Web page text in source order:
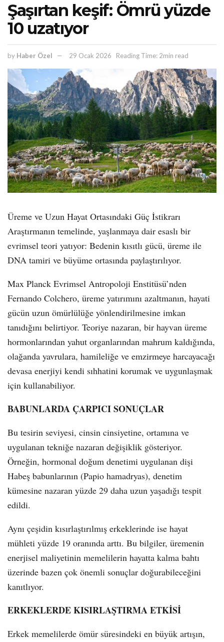
Şaşırtan keşif: Ömrü yüzde
10 uzatıyor
by Haber Özel 29 Ocak 2026 Reading Time: 2min read
Üreme ve Uzun Hayat Ortasındaki Güç İstikrarı
Araştırmanın temelinde, yaşlanmaya dair esaslı bir
evrimsel teori yatıyor: Bedenin kısıtlı gücü, üreme ile
DNA tamiri ve büyüme ortasında paylaştırılıyor.
Max Planck Evrimsel Antropoloji Enstitüsü’nden
Fernando Colchero, üreme yatırımını azaltmanın, hayati
gücün uzun ömürlülüğe yönlendirilmesine imkan
tanıdığını belirtiyor. Teoriye nazaran, bir hayvan üreme
hormonlarından yahut organlarından mahrum kaldığında,
olağanda yavrulara, hamileliğe ve emzirmeye harcayacağı
devasa enerjiyi kendi sıhhatini korumak ve uygunlaşmak
için kullanabiliyor.
BABUNLARDA ÇARPICI SONUÇLAR
Bu tesirin seviyesi, cinsin cinsiyetine, ortamına ve
uygulanan tekniğe nazaran değişiklik gösteriyor.
Örneğin, hormonal doğum denetimi uygulanan dişi
Habeş babunlarının (Papio hamadryas), denetim
kümesine nazaran yüzde 29 daha uzun yaşadığı tespit
edildi.
Aynı çeşidin kısırlaştırılmış erkeklerinde ise hayat
mühleti yüzde 19 oranında arttı. Bu bilgiler, üremenin
enerjisel maliyetinin memelilerin hayatta kalma bahtı
üzerinde bazen çok önemli sonuçlar doğurabileceğini
kanıtlıyor.
ERKEKLERDE KISIRLAŞTIRMA ETKİSİ
Erkek memelilerde ömür süresindeki en büyük artışın,